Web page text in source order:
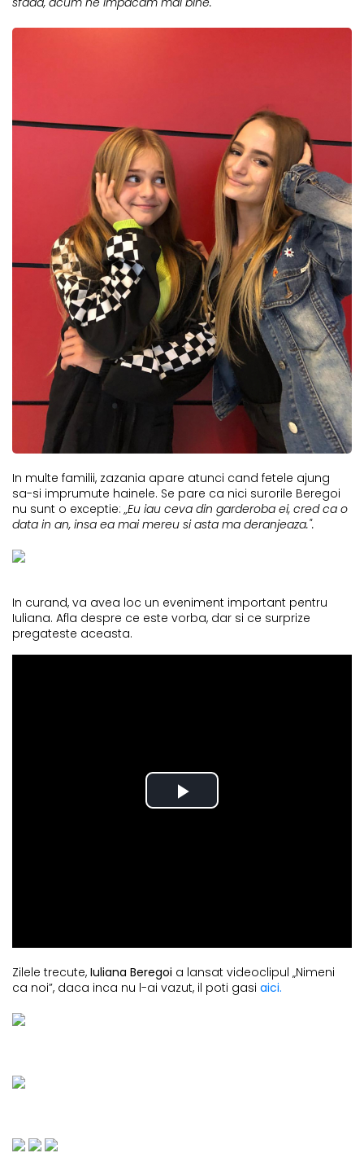
In multe familii, zazania apare atunci cand fetele ajung
sa-si imprumute hainele. Se pare ca nici surorile Beregoi
nu sunt o exceptie: „Eu iau ceva din garderoba ei, cred ca o
data in an, insa ea mai mereu si asta ma deranjeaza.".
In curand, va avea loc un eveniment important pentru
Iuliana. Afla despre ce este vorba, dar si ce surprize
pregateste aceasta.
Zilele trecute, Iuliana Beregoi a lansat videoclipul „Nimeni
ca noi”, daca inca nu l-ai vazut, il poti gasi aici.